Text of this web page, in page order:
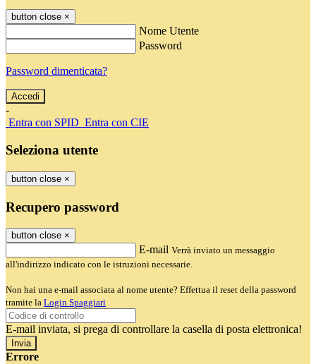
button close ×
Nome Utente
Password
Password dimenticata?
-
Entra con SPID Entra con CIE
Seleziona utente
button close ×
Recupero password
button close ×
E-mail Verrà inviato un messaggio
all'indirizzo indicato con le istruzioni necessarie.
Non hai una e-mail associata al nome utente? Effettua il reset della password
tramite la Login Spaggiari
E-mail inviata, si prega di controllare la casella di posta elettronica!
Errore